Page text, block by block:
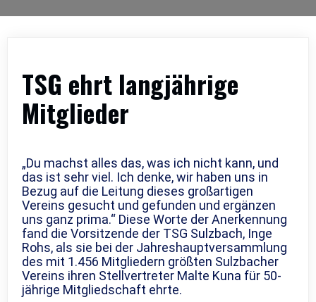
TSG ehrt langjährige
Mitglieder
„Du machst alles das, was ich nicht kann, und
das ist sehr viel. Ich denke, wir haben uns in
Bezug auf die Leitung dieses großartigen
Vereins gesucht und gefunden und ergänzen
uns ganz prima.“ Diese Worte der Anerkennung
fand die Vorsitzende der TSG Sulzbach, Inge
Rohs, als sie bei der Jahreshauptversammlung
des mit 1.456 Mitgliedern größten Sulzbacher
Vereins ihren Stellvertreter Malte Kuna für 50-
jährige Mitgliedschaft ehrte.